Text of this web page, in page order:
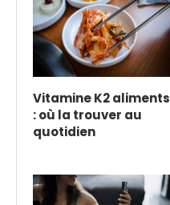
Vitamine K2 aliments
: où la trouver au
quotidien